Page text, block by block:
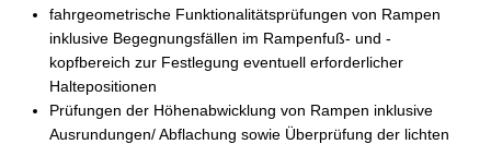
fahrgeometrische Funktionalitätsprüfungen von Rampen
inklusive Begegnungsfällen im Rampenfuß- und -
kopfbereich zur Festlegung eventuell erforderlicher
Haltepositionen
Prüfungen der Höhenabwicklung von Rampen inklusive
Ausrundungen/ Abflachung sowie Überprüfung der lichten